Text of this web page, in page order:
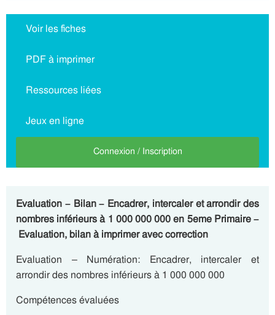
Voir les fiches
PDF à imprimer
Ressources liées
Jeux en ligne
Connexion / Inscription
Evaluation – Bilan – Encadrer, intercaler et arrondir des
nombres inférieurs à 1 000 000 000 en 5eme Primaire –
Evaluation, bilan à imprimer avec correction
Evaluation – Numération: Encadrer, intercaler et
arrondir des nombres inférieurs à 1 000 000 000
Compétences évaluées